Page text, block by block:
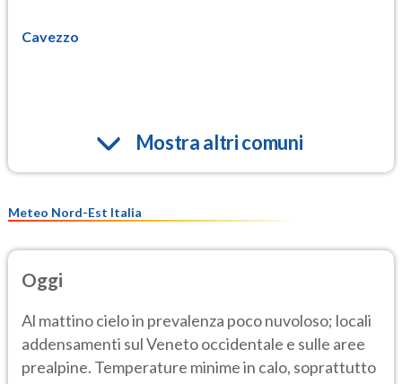
Cavezzo
Mostra altri comuni
Meteo Nord-Est Italia
Oggi
Al mattino cielo in prevalenza poco nuvoloso; locali
addensamenti sul Veneto occidentale e sulle aree
prealpine. Temperature minime in calo, soprattutto